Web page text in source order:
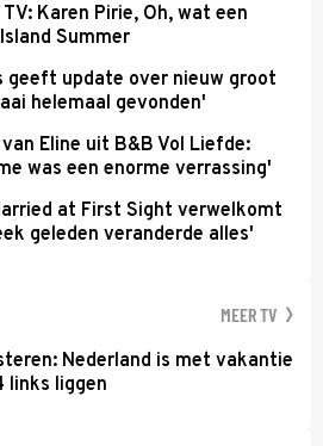
Karen Pirie, Oh, wat een
Summer
geeft update over nieuw groot
helemaal gevonden'
Eline uit B&B Vol Liefde:
was een enorme verrassing'
at First Sight verwelkomt
geleden veranderde alles'
MEER TV
Nederland is met vakantie
links liggen